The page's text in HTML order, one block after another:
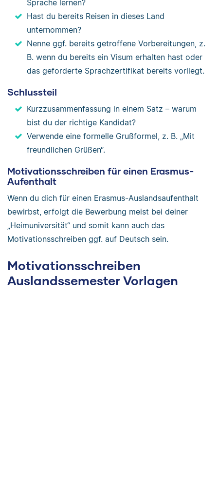
Sprache lernen?
Hast du bereits Reisen in dieses Land
unternommen?
Nenne ggf. bereits getroffene Vorbereitungen, z.
B. wenn du bereits ein Visum erhalten hast oder
das geforderte Sprachzertifikat bereits vorliegt.
Schlussteil
Kurzzusammenfassung in einem Satz – warum
bist du der richtige Kandidat?
Verwende eine formelle Grußformel, z. B. „Mit
freundlichen Grüßen“.
Motivationsschreiben für einen Erasmus-
Aufenthalt
Wenn du dich für einen Erasmus-Auslandsaufenthalt
bewirbst, erfolgt die Bewerbung meist bei deiner
„Heimuniversität“ und somit kann auch das
Motivationsschreiben ggf. auf Deutsch sein.
Motivationsschreiben
Auslandssemester Vorlagen